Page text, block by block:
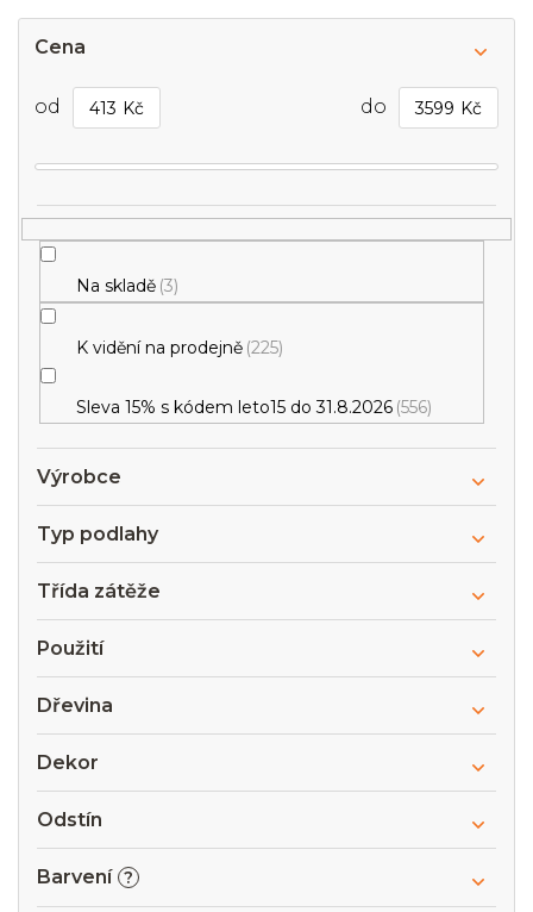
e
k
Cena
413 Kč 3599 Kč
Na skladě 3
K vidění na prodejně 225
Sleva 15% s kódem leto15 do 31.8.2026 556
Výrobce
Typ podlahy
Třída zátěže
Použití
Dřevina
Dekor
Odstín
Barvení ?